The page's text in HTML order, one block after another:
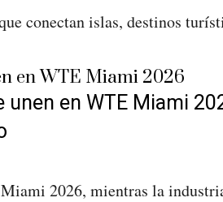
conectan islas, destinos
en WTE Miami
2026, mientras la